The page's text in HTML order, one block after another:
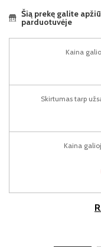
Šią prekę galite
parduotuvėje
Kaina
Kaina
Skirtumas tarp